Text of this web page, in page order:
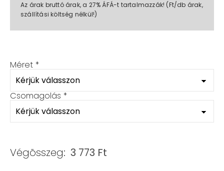
Az árak bruttó árak, a 27% ÁFÁ-t tartalmazzák! (Ft/db árak,
szállítási költség nélkül!)
Méret *
Csomagolás *
Végösszeg: 3 773 Ft